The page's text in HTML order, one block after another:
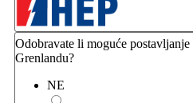
Odobravate li moguće
Grenlandu?
NE